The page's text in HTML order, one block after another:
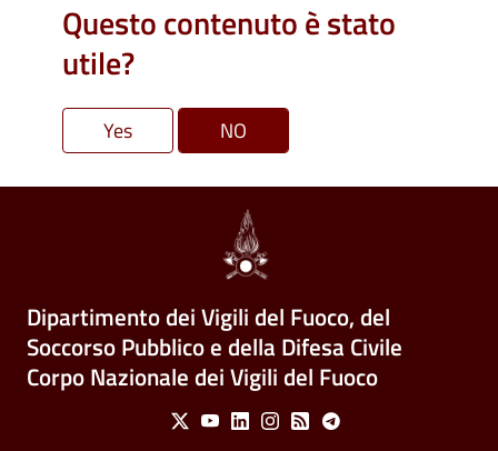
Questo contenuto è stato
utile?
Dipartimento dei Vigili del Fuoco, del
Soccorso Pubblico e della Difesa Civile
Corpo Nazionale dei Vigili del Fuoco
Social Menu
X YoutubeLinkedinInstagram
Feed Telegram